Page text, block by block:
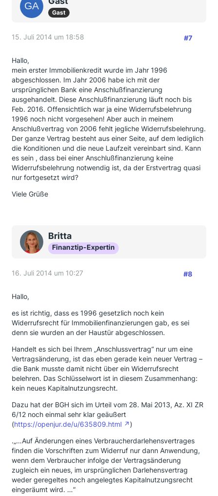
Gast
15. Juli 2014 um 18:58 #7
Hallo,
mein erster Immobilienkredit wurde im Jahr 1996
abgeschlossen. Im Jahr 2006 habe ich mit der
ursprünglichen Bank eine Anschlußfinanzierung
ausgehandelt. Diese Anschlußfinanzierung läuft noch bis
Feb. 2016. Offensichtlich war ja eine Widerrufsbelehrung
1996 noch nicht vorgesehen! Aber auch in meinem
Anschlußvertrag von 2006 fehlt jegliche Widerrufsbelehrung.
Der ganze Vertrag besteht aus einer Seite, auf dem lediglich
die Konditionen und die neue Laufzeit vereinbart sind. Kann
es sein , dass bei einer Anschlußfinanzierung keine
Widerrufsbelehrung notwendig ist, da der Erstvertrag quasi
nur fortgesetzt wird?
Viele Grüße
Britta
Finanztip-Expertin
16. Juli 2014 um 10:27 #8
Hallo,
es ist richtig, dass es 1996 gesetzlich noch kein
Widerrufsrecht für Immobilienfinanzierungen gab, es sei
denn sie wurden an der Haustür abgeschlossen.
Handelt es sich bei Ihrem „Anschlussvertrag“ nur um eine
Vertragsänderung, ist das eben gerade kein neuer Vertrag –
die Bank musste damit nicht über ein Widerrufsrecht
belehren. Das Schlüsselwort ist in diesem Zusammenhang:
kein neues Kapitalnutzungsrecht.
Dazu hat der BGH sich im Urteil vom 28. Mai 2013, Az. XI ZR
6/12 noch einmal sehr klar geäußert
(https://openjur.de/u/635809.html
)
.„…Auf Änderungen eines Verbraucherdarlehensvertrages
finden die Vorschriften zum Widerruf nur dann Anwendung,
wenn dem Verbraucher infolge der Vertragsänderung
zugleich ein neues, im ursprünglichen Darlehensvertrag
weder geregeltes noch angelegtes Kapitalnutzungsrecht
eingeräumt wird. …“